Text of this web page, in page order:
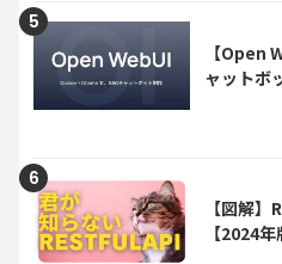
【Open
ャットボ
【図解
【2024年